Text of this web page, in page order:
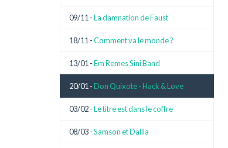
09/11 -La damnation de Faust
18/11 -Comment va le monde ?
13/01 -Em Remes Sini Band
20/01 - Don Quixote - Hack & Love
03/02 -Le titre est dans le coffre
08/03 -Samson et Dalila